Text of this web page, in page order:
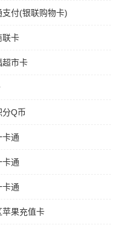
付(银联购物卡)
联卡
超市卡
分Q币
卡通
卡通
卡通
苹果充值卡